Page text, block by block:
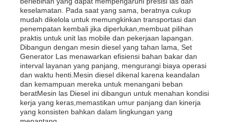
Semua Kasus
Quote request suatu
genset diesel
set generator bensin
keselamatan. Pada saat yang sama, beratnya cukup
mudah dikelola untuk memungkinkan transportasi dan
penempatan kembali jika diperlukan,membuat pilihan
praktis untuk unit las mobile dan pekerjaan lapangan.
Dibangun dengan mesin diesel yang tahan lama, Set
Generator Las menawarkan efisiensi bahan bakar dan
interval layanan yang panjang, mengurangi biaya operasi
dan waktu henti.Mesin diesel dikenal karena keandalan
dan kemampuan mereka untuk menangani beban
beratMesin las Diesel ini dibangun untuk menahan kondisi
kerja yang keras,memastikan umur panjang dan kinerja
yang konsisten bahkan dalam lingkungan yang